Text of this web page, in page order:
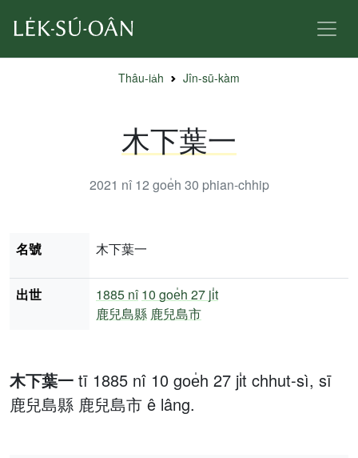
Thâu-ia̍h Jîn-sū-kàm
木下葉一
2021 nî 12 goe̍h 30 phian-chhip
木下葉一 tī 1885 nî 10 goe̍h 27 ji̍t chhut-sì, sī
鹿兒島縣 鹿兒島市 ê lâng.
名號 木下葉一
出世 1885 nî 10 goe̍h 27 ji̍t
鹿兒島縣 鹿兒島市